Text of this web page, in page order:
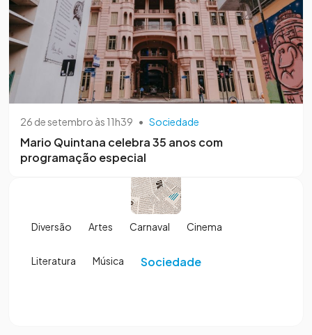
26 de setembro às 11h39 • Sociedade
Mario Quintana celebra 35 anos com
programação especial
Diversão Artes Carnaval Cinema
Literatura Música Sociedade